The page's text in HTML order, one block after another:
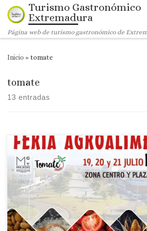
Saltar al contenido
Turismo Gastronómico
Extremadura
Página web de turismo gastronómico de
Inicio » tomate
tomate
13 entradas
Tomate Miajadas